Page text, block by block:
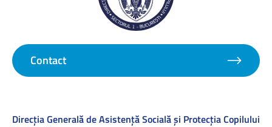
Contact
Direcţia Generală de Asistenţă Socială şi Protecţia Copilului